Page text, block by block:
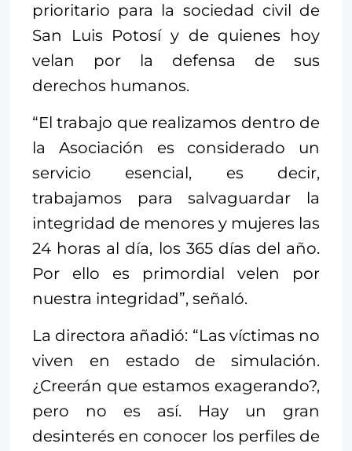
prioritario para la sociedad civil de
San Luis Potosí y de quienes hoy
velan por la defensa de sus
derechos humanos.
“El trabajo que realizamos dentro de
la Asociación es considerado un
servicio esencial, es decir,
trabajamos para salvaguardar la
integridad de menores y mujeres las
24 horas al día, los 365 días del año.
Por ello es primordial velen por
nuestra integridad”, señaló.
La directora añadió: “Las víctimas no
viven en estado de simulación.
¿Creerán que estamos exagerando?,
pero no es así. Hay un gran
desinterés en conocer los perfiles de